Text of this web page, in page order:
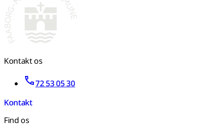
Kontakt os
72 53 05 30
Kontakt
Find os